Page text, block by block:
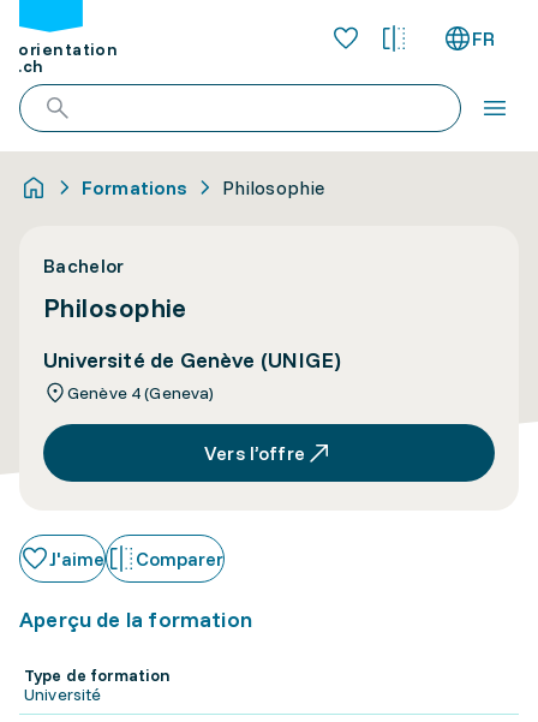
orientation
.ch
FR
Formations Philosophie
Bachelor
Philosophie
Université de Genève (UNIGE)
Genève 4 (Geneva)
Vers l’offre
J'aime Comparer
Aperçu de la formation
Type de formation
Université